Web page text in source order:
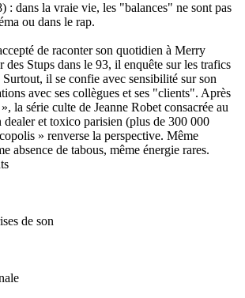
: dans la vraie vie, les "balances" ne sont pas
ou dans le rap.
de raconter son quotidien à Merry
Stups dans le 93, il enquête sur les trafics
Surtout, il se confie avec sensibilité sur son
avec ses collègues et ses "clients". Après
la série culte de Jeanne Robet consacrée au
dealer et toxico parisien (plus de 300 000
» renverse la perspective. Même
absence de tabous, même énergie rares.
de son